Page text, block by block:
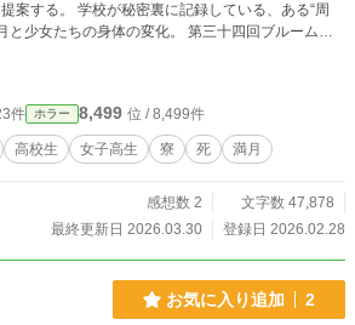
密裏に記録している、ある“周
たちの身体の変化。 第三十四回ブルームー
下で、舞香が見るものとは
”という名の儀式に抗う物
件 ホラー 8,499 位 / 8,499件
高校生 女子高生 寮 死 満月
感想数 2
文字数 47,878
最終更新日 2026.03.30
登録日 2026.02.28
お気に入り追加 2